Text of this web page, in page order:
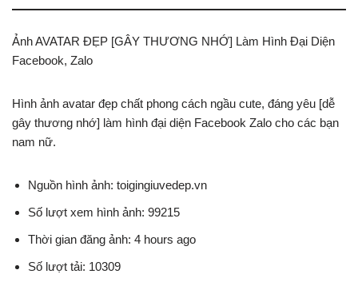
Ảnh AVATAR ĐẸP [GÂY THƯƠNG NHỚ] Làm Hình Đại Diện
Facebook, Zalo
Hình ảnh avatar đẹp chất phong cách ngầu cute, đáng yêu [dễ
gây thương nhớ] làm hình đại diện Facebook Zalo cho các bạn
nam nữ.
Nguồn hình ảnh: toigingiuvedep.vn
Số lượt xem hình ảnh: 99215
Thời gian đăng ảnh: 4 hours ago
Số lượt tải: 10309